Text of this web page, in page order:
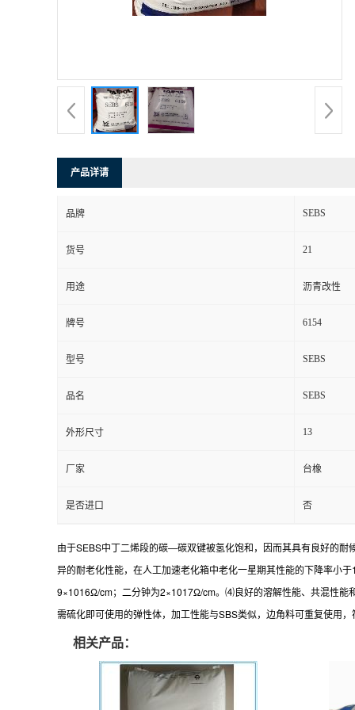
产品详请
品牌 SEBS
货号 21
用途 沥青改性
牌号 6154
型号 SEBS
品名 SEBS
外形尺寸 13
厂家 台橡
是否进口 否
由于SEBS中丁二烯段的碳—碳双键被氢化饱和，因而其具有良好的
异的耐老化性能，在人工加速老化箱中老化一星期其性能的下降率
9×1016Ω/cm；二分钟为2×1017Ω/cm。⑷良好的溶解性能、共混性能
需硫化即可使用的弹性体，加工性能与SBS类似，边角料可重复使用
相关产品：